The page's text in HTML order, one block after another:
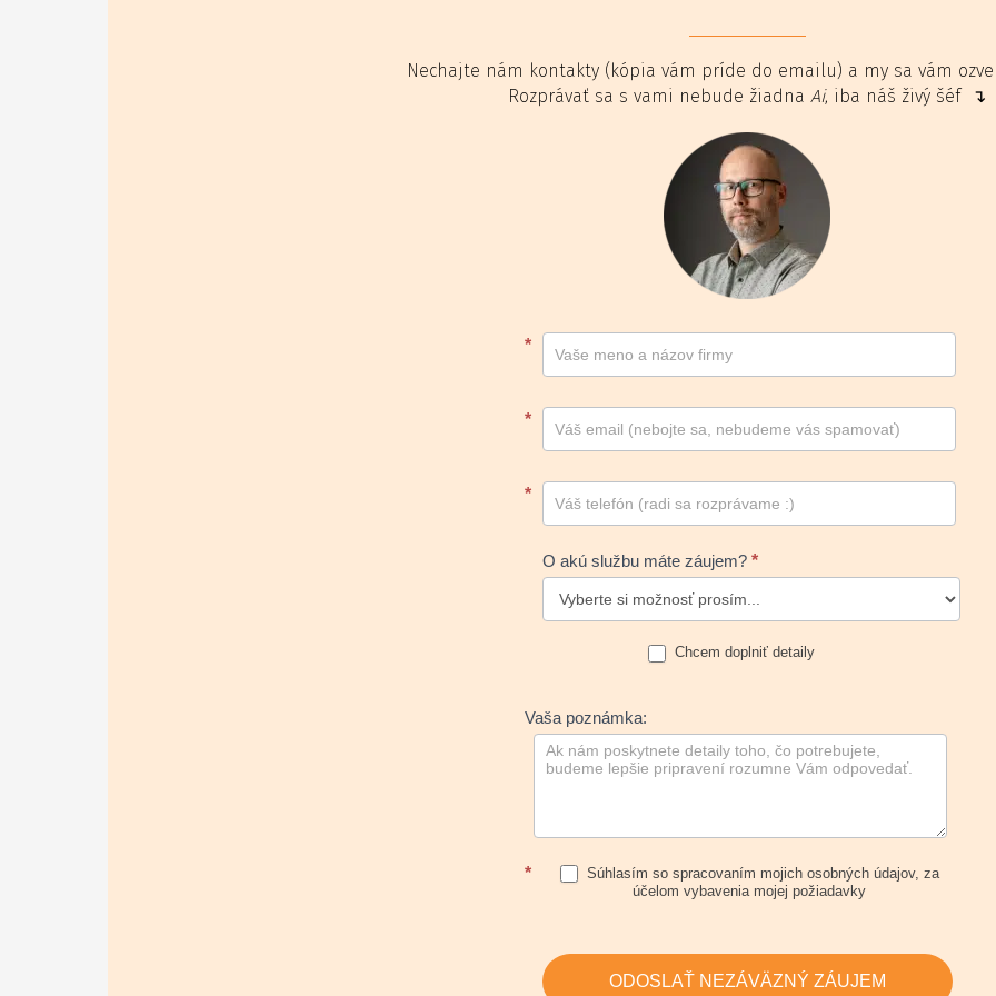
Nechajte nám kontakty (kópia vám príde do emailu) a my sa vám
Rozprávať sa s vami nebude žiadna Ai, iba náš živý šéf ↴
Kontakt
footer
*
*
*
O akú službu máte záujem? *
Chcem doplniť detaily
Vaša poznámka:
*
Súhlasím so spracovaním mojich osobných údajov, za
účelom vybavenia mojej požiadavky
ODOSLAŤ NEZÁVÄZNÝ ZÁUJEM